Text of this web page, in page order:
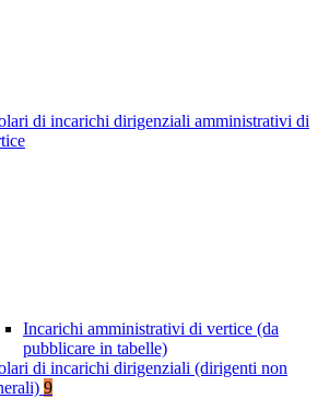
di incarichi dirigenziali amministrativi di
Incarichi amministrativi di vertice (da
pubblicare in tabelle)
di incarichi dirigenziali (dirigenti non
9